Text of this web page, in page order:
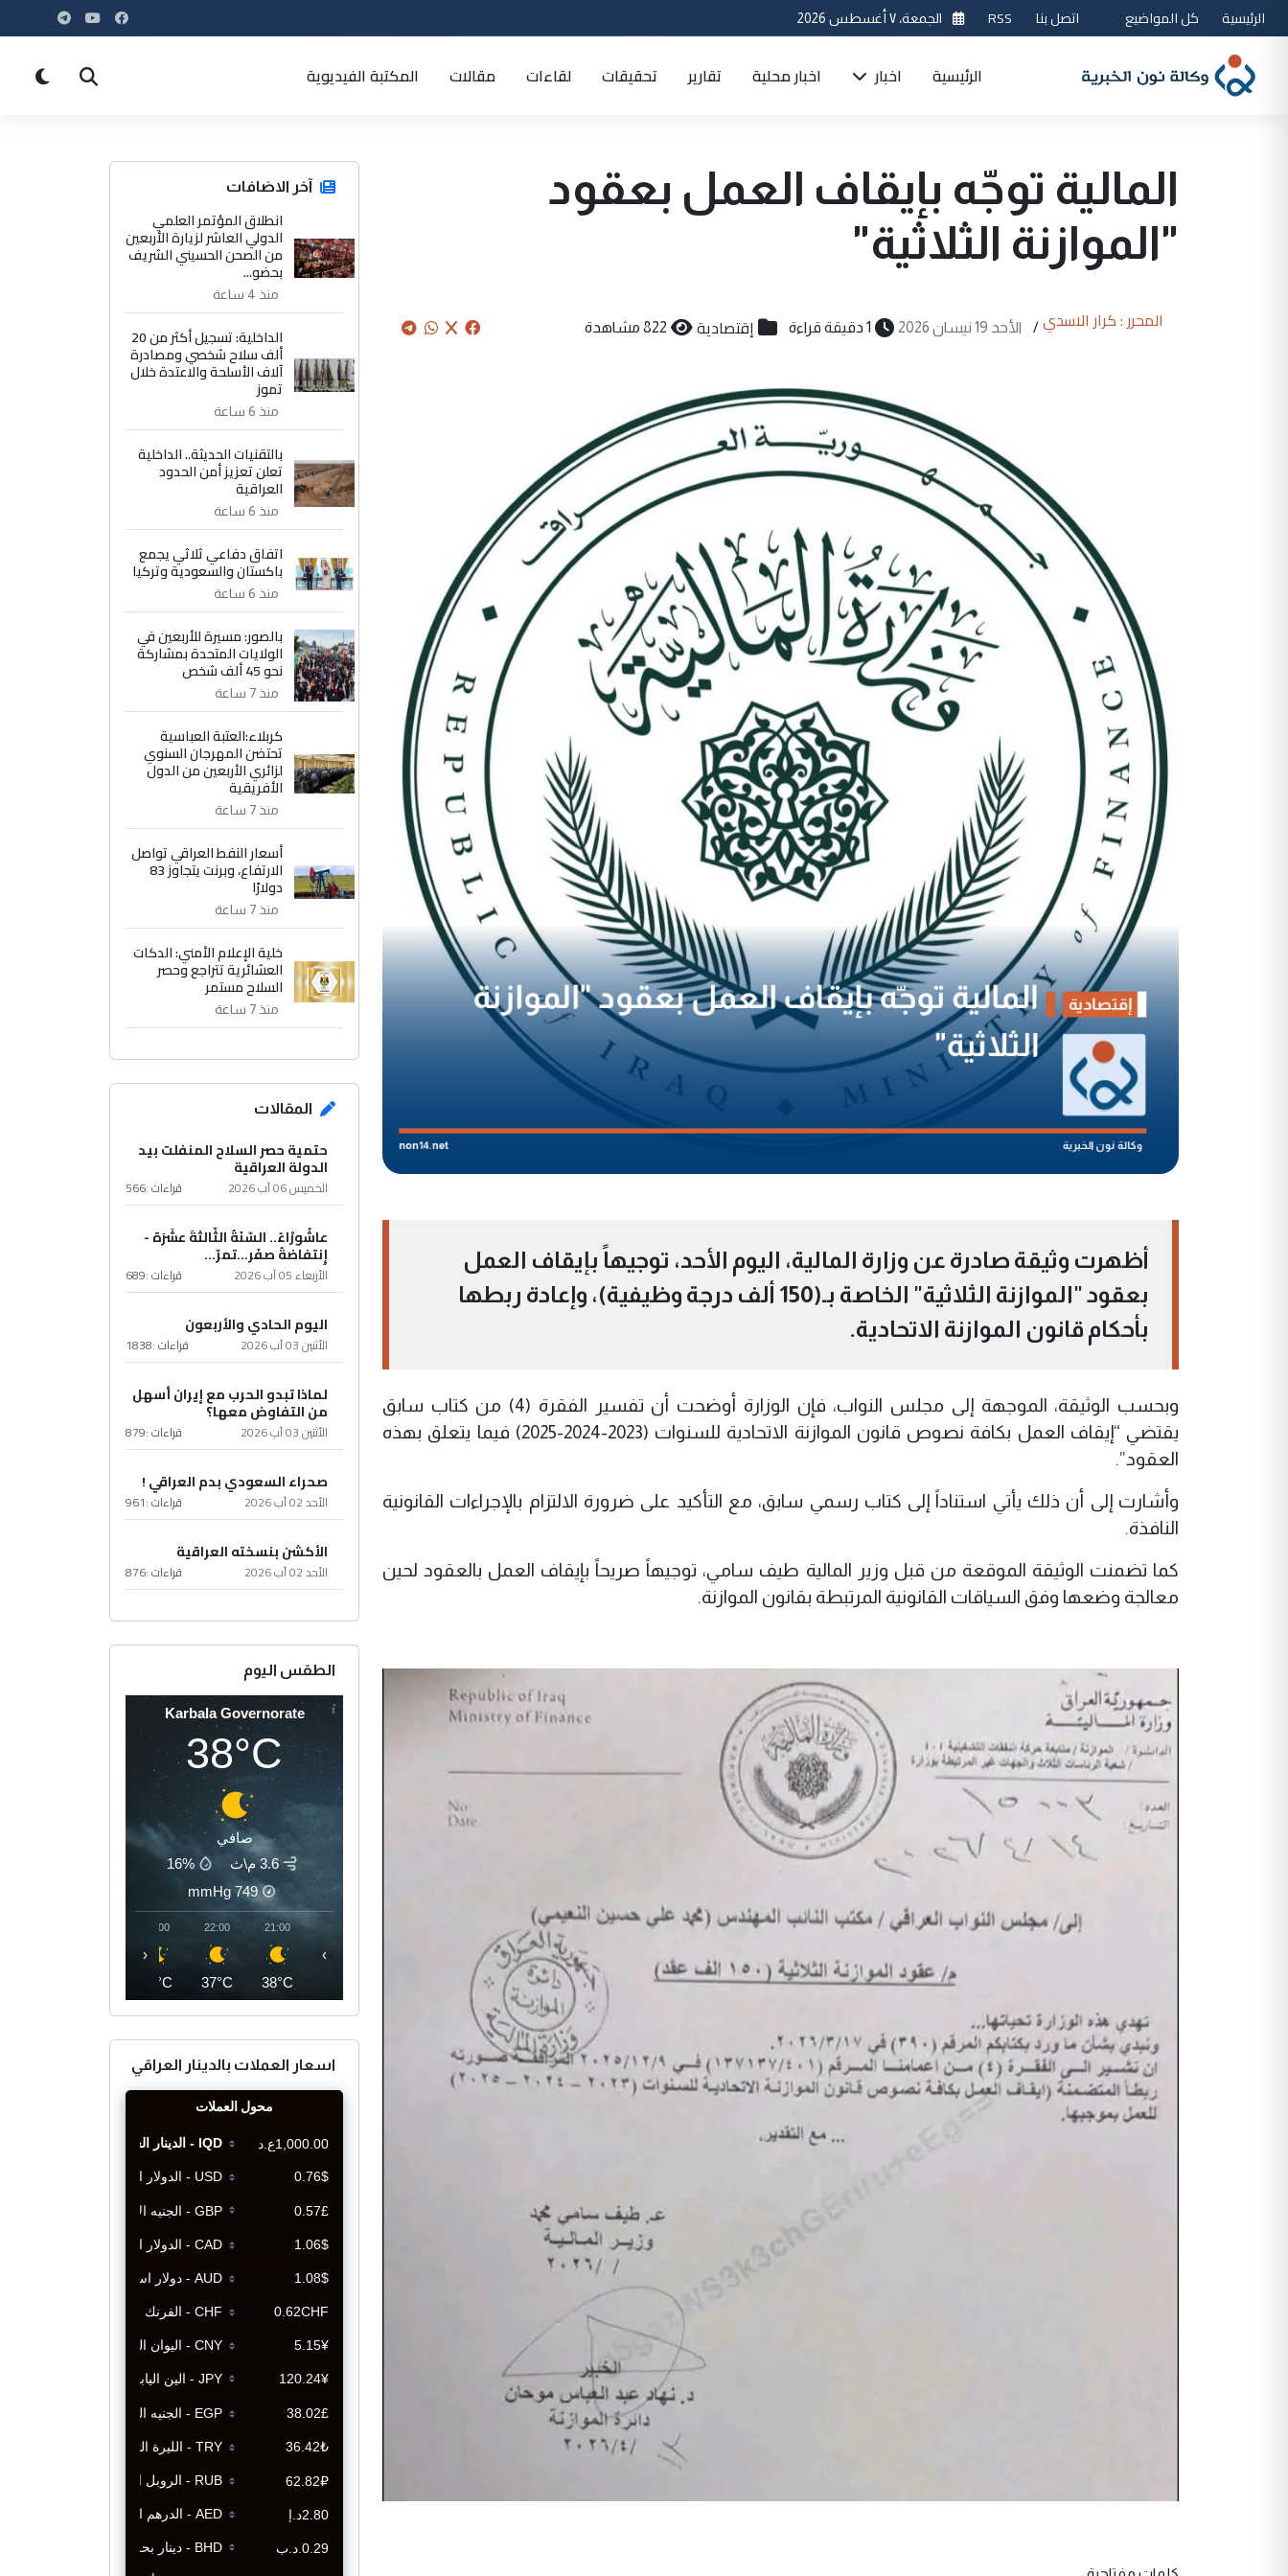
الرئيسية كل المواضيع اتصل بنا RSS الجمعة، ٧ أغسطس 2026
الرئيسية اخبار اخبار محلية تقارير تحقيقات لقاءات مقالات المكتبة الفيديوية
المالية توجّه بإيقاف العمل بعقود
"الموازنة الثلاثية"
المحرر : كرار الاسدي / الأحد 19 نيسان 2026 1 دقيقة قراءة إقتصادية 822 مشاهدة
أظهرت وثيقة صادرة عن وزارة المالية، اليوم الأحد، توجيهاً بإيقاف العمل
بعقود "الموازنة الثلاثية" الخاصة بـ(150 ألف درجة وظيفية)، وإعادة ربطها
بأحكام قانون الموازنة الاتحادية.
وبحسب الوثيقة، الموجهة إلى مجلس النواب، فإن الوزارة أوضحت أن تفسير الفقرة (4) من كتاب سابق
يقتضي “إيقاف العمل بكافة نصوص قانون الموازنة الاتحادية للسنوات (2023-2024-2025) فيما يتعلق بهذه
العقود”.
وأشارت إلى أن ذلك يأتي استناداً إلى كتاب رسمي سابق، مع التأكيد على ضرورة الالتزام بالإجراءات القانونية
النافذة.
كما تضمنت الوثيقة الموقعة من قبل وزير المالية طيف سامي، توجيهاً صريحاً بإيقاف العمل بالعقود لحين
معالجة وضعها وفق السياقات القانونية المرتبطة بقانون الموازنة.
آخر الاضافات
انطلاق المؤتمر العلمي
الدولي العاشر لزيارة الأربعين
من الصحن الحسيني الشريف
بحضو...
منذ 4 ساعة
الداخلية: تسجيل أكثر من 20
ألف سلاح شخصي ومصادرة
آلاف الأسلحة والاعتدة خلال
تموز
منذ 6 ساعة
بالتقنيات الحديثة.. الداخلية
تعلن تعزيز أمن الحدود
العراقية
منذ 6 ساعة
اتفاق دفاعي ثلاثي يجمع
باكستان والسعودية وتركيا
منذ 6 ساعة
بالصور: مسيرة للأربعين في
الولايات المتحدة بمشاركة
نحو 45 ألف شخص
منذ 7 ساعة
كربلاء:العتبة العباسية
تحتضن المهرجان السنوي
لزائري الأربعين من الدول
الأفريقية
منذ 7 ساعة
أسعار النفط العراقي تواصل
الارتفاع، وبرنت يتجاوز 83
دولارًا
منذ 7 ساعة
خلية الإعلام الأمني: الدكات
العشائرية تتراجع وحصر
السلاح مستمر
منذ 7 ساعة
المقالات
حتمية حصر السلاح المنفلت بيد
الدولة العراقية
الخميس 06 آب 2026 قراءات :566
عاشُورْاءُ.. السّنَةُ الثّالثةَ عشَرَة -
إِنتفاضةُ صفَر…تمرّ...
الأربعاء 05 آب 2026 قراءات :689
اليوم الحادي والأربعون
الأثنين 03 آب 2026 قراءات :1838
لماذا تبدو الحرب مع إيران أسهل
من التفاوض معها؟
الأثنين 03 آب 2026 قراءات :879
صحراء السعودي بدم العراقي !
الأحد 02 آب 2026 قراءات :961
الأكشن بنسخته العراقية
الأحد 02 آب 2026 قراءات :876
الطقس اليوم
Karbala Governorate
38°C
صافي
3.6 م\ث
16%
749
mmHg
21:00
38°C
22:00
37°C
23:00
37°C
‹ ›
اسعار العملات بالدينار العراقي